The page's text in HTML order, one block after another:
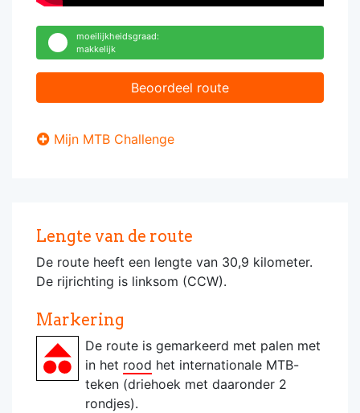
moeilijkheidsgraad:
makkelijk
Beoordeel route
Mijn MTB Challenge
Lengte van de route
De route heeft een lengte van 30,9 kilometer.
De rijrichting is linksom (CCW).
Markering
De route is gemarkeerd met palen met
in het rood het internationale MTB-
teken (driehoek met daaronder 2
rondjes).